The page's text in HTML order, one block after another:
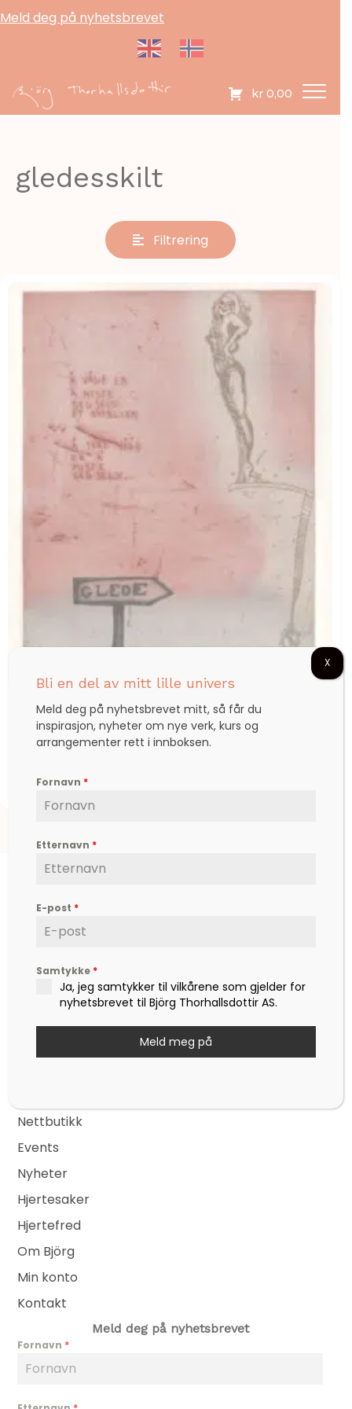
Meld deg på nyhetsbrevet
kr 0,00
gledesskilt
Filtrering
Hopp i gleden
4.000,00
forfatter og foredragsholder, som formidler
hverdagsfilosofi, om livet, lykken, sorg, kjærlighet,
og ikke minst mot – til å leve det livet som vi
drømmer om.
Kontakt
Nettbutikk
Events
Nyheter
Hjertesaker
Hjertefred
Om Björg
Min konto
Kontakt
Meld deg på nyhetsbrevet
Fornavn *
Bli en del av mitt lille univers
Meld deg på nyhetsbrevet mitt, så får du
inspirasjon, nyheter om nye verk, kurs og
arrangementer rett i innboksen.
Fornavn *
Etternavn *
E-post *
Samtykke *
Ja, jeg samtykker til vilkårene som gjelder for
nyhetsbrevet til Björg Thorhallsdottir AS.
Meld meg på
X